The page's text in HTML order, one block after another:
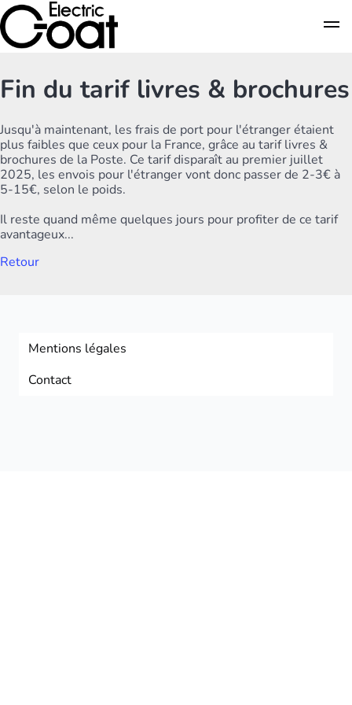
Fin du tarif livres & brochures
Jusqu'à maintenant, les frais de port pour l'étranger étaient
plus faibles que ceux pour la France, grâce au tarif livres &
brochures de la Poste. Ce tarif disparaît au premier juillet
2025, les envois pour l'étranger vont donc passer de 2-3€ à
5-15€, selon le poids.
Il reste quand même quelques jours pour profiter de ce tarif
avantageux...
Retour
Mentions légales
Contact